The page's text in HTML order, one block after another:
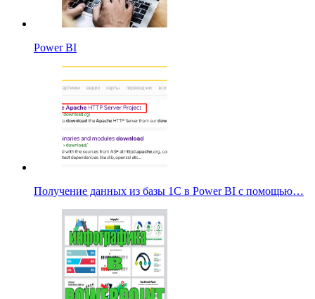
Power BI
Получение данных из базы 1С в Power BI с помощью…